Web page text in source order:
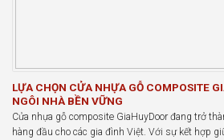
LỰA CHỌN CỬA NHỰA GỖ COMPOSITE
NGÔI NHÀ BỀN VỮNG
Cửa nhựa gỗ composite GiaHuyDoor đang trở
hàng đầu cho các gia đình Việt. Với sự kết hợp